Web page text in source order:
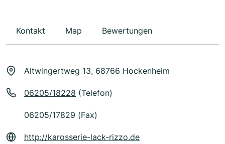
Kontakt Map Bewertungen
Altwingertweg 13, 68766 Hockenheim
06205/18228 (Telefon)
06205/17829 (Fax)
http://karosserie-lack-rizzo.de